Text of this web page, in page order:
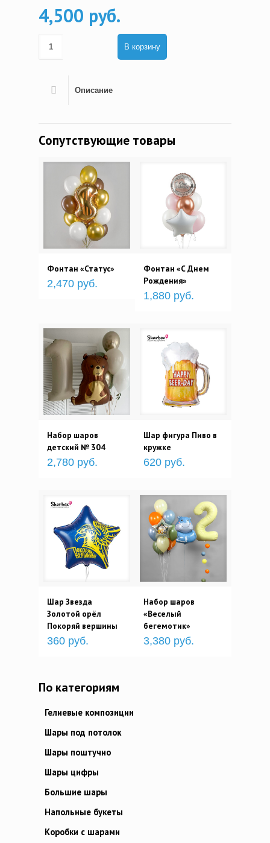
4,500 руб.
В корзину
Описание
Сопутствующие товары
Фонтан «Статус»
2,470 руб.
Фонтан «С Днем
Рождения»
1,880 руб.
Набор шаров
детский № 304
2,780 руб.
Шар фигура Пиво в
кружке
620 руб.
Шар Звезда
Золотой орёл
Покоряй вершины
360 руб.
Набор шаров
«Веселый
бегемотик»
3,380 руб.
По категориям
Гелиевые композиции
Шары под потолок
Шары поштучно
Шары цифры
Большие шары
Напольные букеты
Коробки с шарами